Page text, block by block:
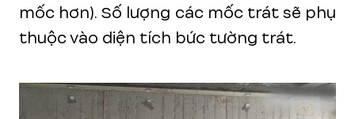
mốc hơn). Số lượng các mốc trát sẽ phụ
thuộc vào diện tích bức tường trát.